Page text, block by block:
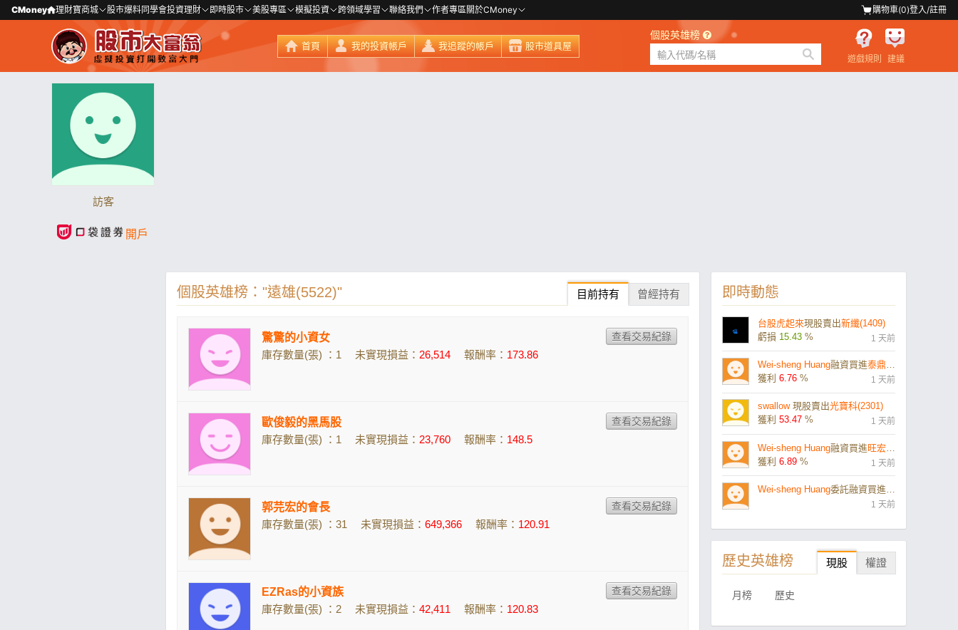
CMoney 理財寶商城 股市爆料同學會投資理財 即時股市 美股專區 模擬投資 跨領域學習 聯絡我們 作者專區關於CMoney 購物車(0)登入/註冊
首頁 我的投資帳戶 我追蹤的帳戶 股市道具屋
個股英雄榜
遊戲規則 建議
訪客
開戶
個股英雄榜："遠雄(5522)" 目前持有 曾經持有
驚驚的小資女
庫存數量(張) ：1
未實現損益： 26,514 報酬率： 173.86
歐俊毅的黑馬股
庫存數量(張) ：1
未實現損益： 23,760 報酬率： 148.5
郭芫宏的會長
庫存數量(張) ：31
未實現損益： 649,366 報酬率： 120.91
EZRas的小資族
庫存數量(張) ：2
未實現損益： 42,411 報酬率： 120.83
即時動態
台股虎起來現股賣出新纖(1409)
虧損 15.43 % 1 天前
Wei-sheng Huang融資買進泰鼎-KY(4927)
獲利 6.76 % 1 天前
swallow 現股賣出光寶科(2301)
獲利 53.47 % 1 天前
Wei-sheng Huang融資買進旺宏(2337)
獲利 6.89 % 1 天前
Wei-sheng Huang委託融資買進
1 天前
歷史英雄榜 現股 權證
月榜 歷史